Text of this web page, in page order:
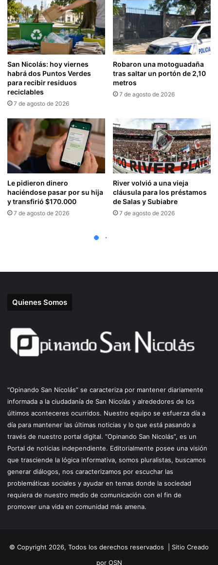
Quienes Somos
“Opinando San Nicolás” se caracteriza por mantener diariamente
informada a la ciudadanía de San Nicolás y alrededores de los
últimos aconteceres ocurridos. Nuestro equipo se esfuerza día a
día para mantener las últimas noticias y lo que está pasando a
través de nuestro portal digital. “Opinando San Nicolás”, es un
Portal de noticias independiente. Editorialmente posee una visión
que trasciende la lógica informativa, somos pluralistas, buscamos
generar diálogos, nos caracterizamos por escuchar las
problemáticas sociales y ayudar en temas donde la sociedad
requiera de nuestro medio de comunicación con el fin de
promover una vida en comunidad más amena.
© Copyright 2026, Todos los derechos reservados | Sitio Creado
por OSN